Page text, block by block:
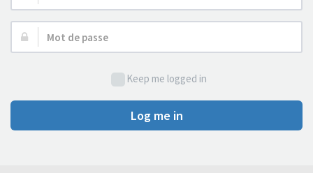
d’utilisateur :
Mot
de
Keep me logged in
Log me in